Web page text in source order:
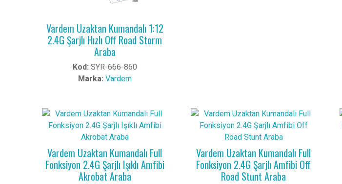
Vardem Uzaktan Kumandalı 1:12
2.4G Şarjlı Hızlı Off Road Storm
Araba
Kod: SYR-666-860
Marka: Vardem
Vardem Uzaktan Kumandalı Full
Fonksiyon 2.4G Şarjlı Işıklı Amfibi
Akrobat Araba
Vardem Uzaktan Kumandalı Full
Fonksiyon 2.4G Şarjlı Amfibi Off
Road Stunt Araba